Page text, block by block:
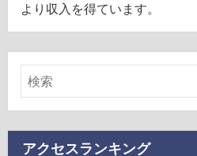
より収入を得ています。
アクセスランキング